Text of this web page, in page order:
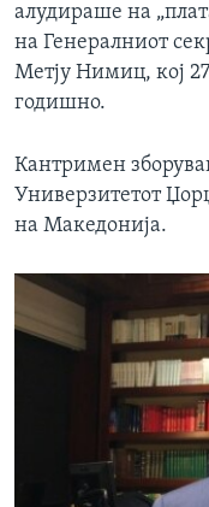
алудираше на
на Генералниот
Метју Нимиц, кој
годишно.
​Кантримен
Универзитетот
на Македонија.